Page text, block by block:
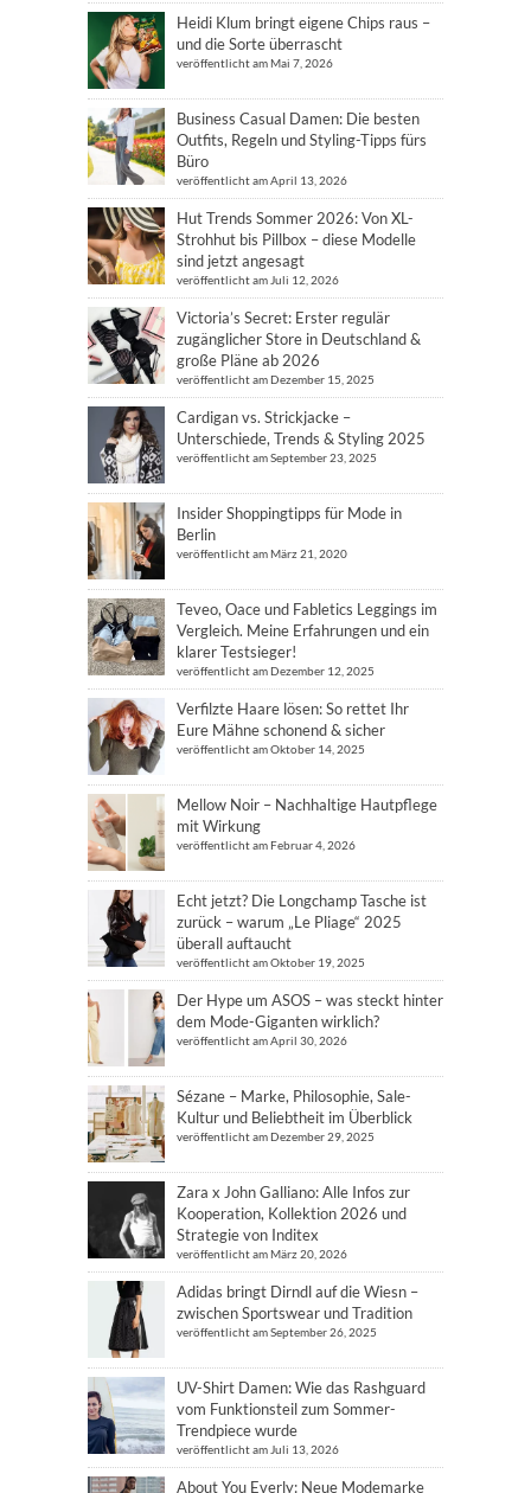
Heidi Klum bringt eigene Chips raus –
und die Sorte überrascht
veröffentlicht am Mai 7, 2026
Business Casual Damen: Die besten
Outfits, Regeln und Styling-Tipps fürs
Büro
veröffentlicht am April 13, 2026
Hut Trends Sommer 2026: Von XL-
Strohhut bis Pillbox – diese Modelle
sind jetzt angesagt
veröffentlicht am Juli 12, 2026
Victoria’s Secret: Erster regulär
zugänglicher Store in Deutschland &
große Pläne ab 2026
veröffentlicht am Dezember 15, 2025
Cardigan vs. Strickjacke –
Unterschiede, Trends & Styling 2025
veröffentlicht am September 23, 2025
Insider Shoppingtipps für Mode in
Berlin
veröffentlicht am März 21, 2020
Teveo, Oace und Fabletics Leggings im
Vergleich. Meine Erfahrungen und ein
klarer Testsieger!
veröffentlicht am Dezember 12, 2025
Verfilzte Haare lösen: So rettet Ihr
Eure Mähne schonend & sicher
veröffentlicht am Oktober 14, 2025
Mellow Noir – Nachhaltige Hautpflege
mit Wirkung
veröffentlicht am Februar 4, 2026
Echt jetzt? Die Longchamp Tasche ist
zurück – warum „Le Pliage“ 2025
überall auftaucht
veröffentlicht am Oktober 19, 2025
Der Hype um ASOS – was steckt hinter
dem Mode-Giganten wirklich?
veröffentlicht am April 30, 2026
Sézane – Marke, Philosophie, Sale-
Kultur und Beliebtheit im Überblick
veröffentlicht am Dezember 29, 2025
Zara x John Galliano: Alle Infos zur
Kooperation, Kollektion 2026 und
Strategie von Inditex
veröffentlicht am März 20, 2026
Adidas bringt Dirndl auf die Wiesn –
zwischen Sportswear und Tradition
veröffentlicht am September 26, 2025
UV-Shirt Damen: Wie das Rashguard
vom Funktionsteil zum Sommer-
Trendpiece wurde
veröffentlicht am Juli 13, 2026
About You Everly: Neue Modemarke